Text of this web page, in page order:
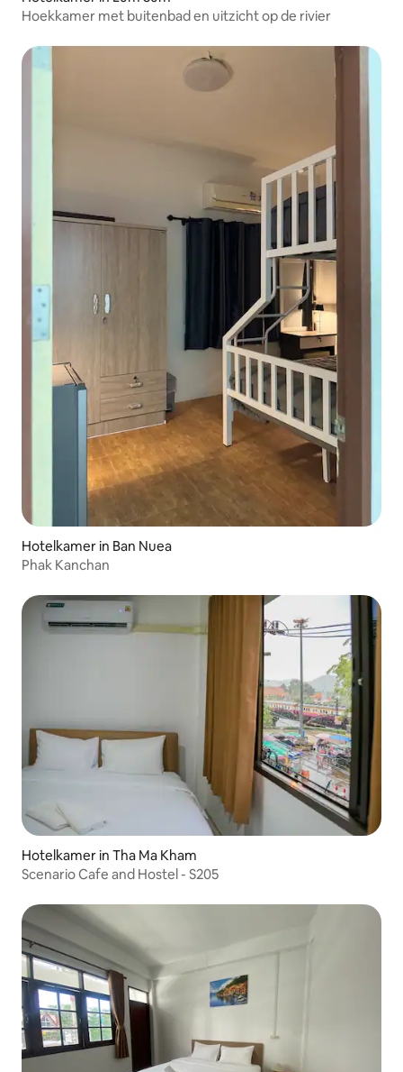
Hoekkamer met buitenbad en uitzicht op de rivier
Hotelkamer in Ban Nuea
Phak Kanchan
Hotelkamer in Tha Ma Kham
Scenario Cafe and Hostel - S205